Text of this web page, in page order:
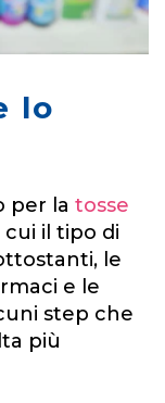
lo
per la tosse
cui il tipo di
le
e le
step che
più